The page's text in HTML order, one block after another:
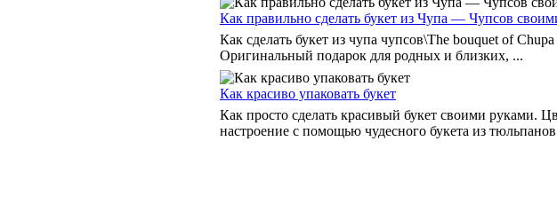
Как правильно сделать букет из Чупа — Чупсов
Как сделать букет из чупа чупсов\The bouquet of
Оригинальный подарок для родных и близких, ...
Как красиво упаковать букет
Как просто сделать красивый букет своими руками.
настроение с помощью чудесного букета из